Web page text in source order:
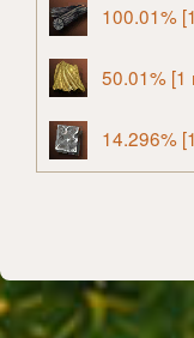
100.01%
50.01% [1
14.296%